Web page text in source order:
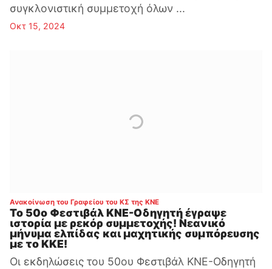
συγκλονιστική συμμετοχή όλων ...
Οκτ 15, 2024
Ανακοίνωση του Γραφείου του ΚΣ της ΚΝΕ:
Το 50ο Φεστιβάλ ΚΝΕ-Οδηγητή έγραψε
ιστορία με ρεκόρ συμμετοχής! Νεανικό
μήνυμα ελπίδας και μαχητικής συμπόρευσης
με το ΚΚΕ!
Οι εκδηλώσεις του 50ου Φεστιβάλ ΚΝΕ-Οδηγητή